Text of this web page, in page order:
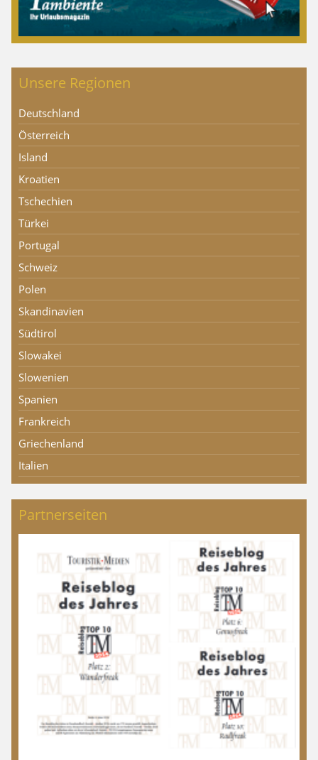
Unsere Regionen
Deutschland
Österreich
Island
Kroatien
Tschechien
Türkei
Portugal
Schweiz
Polen
Skandinavien
Südtirol
Slowakei
Slowenien
Spanien
Frankreich
Griechenland
Italien
Partnerseiten